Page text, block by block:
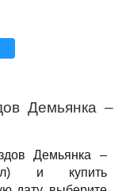
Демьянка –
Демьянка –
и купить